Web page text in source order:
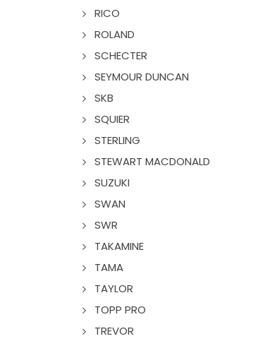
RICO
ROLAND
SCHECTER
SEYMOUR DUNCAN
SKB
SQUIER
STERLING
STEWART MACDONALD
SUZUKI
SWAN
SWR
TAKAMINE
TAMA
TAYLOR
TOPP PRO
TREVOR